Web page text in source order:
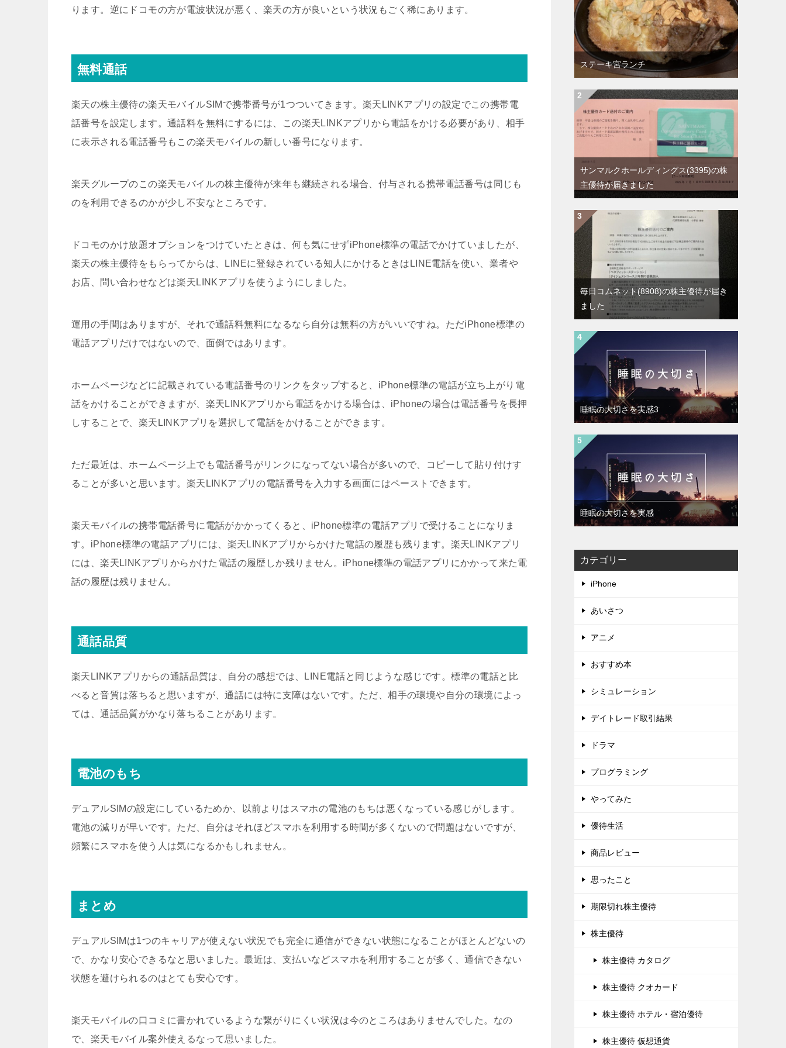
ります。逆にドコモの方が電波状況が悪く、楽天の方が良いという状況もごく稀にあります。
無料通話
楽天の株主優待の楽天モバイルSIMで携帯番号が1つついてきます。楽天LINKアプリの設定でこの携帯電
話番号を設定します。通話料を無料にするには、この楽天LINKアプリから電話をかける必要があり、相手
に表示される電話番号もこの楽天モバイルの新しい番号になります。
楽天グループのこの楽天モバイルの株主優待が来年も継続される場合、付与される携帯電話番号は同じも
のを利用できるのかが少し不安なところです。
ドコモのかけ放題オプションをつけていたときは、何も気にせずiPhone標準の電話でかけていましたが、
楽天の株主優待をもらってからは、LINEに登録されている知人にかけるときはLINE電話を使い、業者や
お店、問い合わせなどは楽天LINKアプリを使うようにしました。
運用の手間はありますが、それで通話料無料になるなら自分は無料の方がいいですね。ただiPhone標準の
電話アプリだけではないので、面倒ではあります。
ホームページなどに記載されている電話番号のリンクをタップすると、iPhone標準の電話が立ち上がり電
話をかけることができますが、楽天LINKアプリから電話をかける場合は、iPhoneの場合は電話番号を長押
しすることで、楽天LINKアプリを選択して電話をかけることができます。
ただ最近は、ホームページ上でも電話番号がリンクになってない場合が多いので、コピーして貼り付けす
ることが多いと思います。楽天LINKアプリの電話番号を入力する画面にはペーストできます。
楽天モバイルの携帯電話番号に電話がかかってくると、iPhone標準の電話アプリで受けることになりま
す。iPhone標準の電話アプリには、楽天LINKアプリからかけた電話の履歴も残ります。楽天LINKアプリ
には、楽天LINKアプリからかけた電話の履歴しか残りません。iPhone標準の電話アプリにかかって来た電
話の履歴は残りません。
通話品質
楽天LINKアプリからの通話品質は、自分の感想では、LINE電話と同じような感じです。標準の電話と比
べると音質は落ちると思いますが、通話には特に支障はないです。ただ、相手の環境や自分の環境によっ
ては、通話品質がかなり落ちることがあります。
電池のもち
デュアルSIMの設定にしているためか、以前よりはスマホの電池のもちは悪くなっている感じがします。
電池の減りが早いです。ただ、自分はそれほどスマホを利用する時間が多くないので問題はないですが、
頻繁にスマホを使う人は気になるかもしれません。
まとめ
デュアルSIMは1つのキャリアが使えない状況でも完全に通信ができない状態になることがほとんどないの
で、かなり安心できるなと思いました。最近は、支払いなどスマホを利用することが多く、通信できない
状態を避けられるのはとても安心です。
楽天モバイルの口コミに書かれているような繋がりにくい状況は今のところはありませんでした。なの
で、楽天モバイル案外使えるなって思いました。
ステーキ宮ランチ
サンマルクホールディングス(3395)の株
主優待が届きました
毎日コムネット(8908)の株主優待が届き
ました
睡眠の大切さを実感3
睡眠の大切さを実感
カテゴリー
iPhone
あいさつ
アニメ
おすすめ本
シミュレーション
デイトレード取引結果
ドラマ
プログラミング
やってみた
優待生活
商品レビュー
思ったこと
期限切れ株主優待
株主優待
株主優待 カタログ
株主優待 クオカード
株主優待 ホテル・宿泊優待
株主優待 仮想通貨